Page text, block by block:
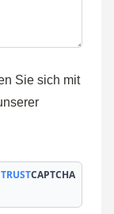
Sie sich mit